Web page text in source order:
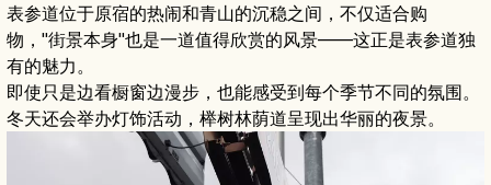
表参道位于原宿的热闹和青山的沉稳之间，不仅适合购
物，"街景本身"也是一道值得欣赏的风景——这正是表参道独
有的魅力。
即使只是边看橱窗边漫步，也能感受到每个季节不同的氛围。
冬天还会举办灯饰活动，榉树林荫道呈现出华丽的夜景。